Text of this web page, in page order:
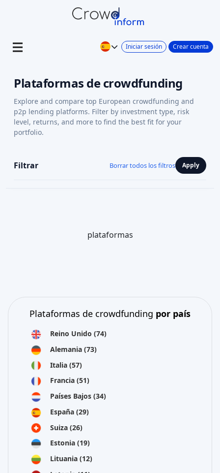
Iniciar sesión Crear cuenta
Plataformas de crowdfunding
Explore and compare top European crowdfunding and
p2p lending platforms. Filter by investment type, risk
level, returns, and more to find the best fit for your
portfolio.
Filtrar Borrar todos los filtros Apply
plataformas
Plataformas de crowdfunding por país
Reino Unido (74)
Alemania (73)
Italia (57)
Francia (51)
Países Bajos (34)
España (29)
Suiza (26)
Estonia (19)
Lituania (12)